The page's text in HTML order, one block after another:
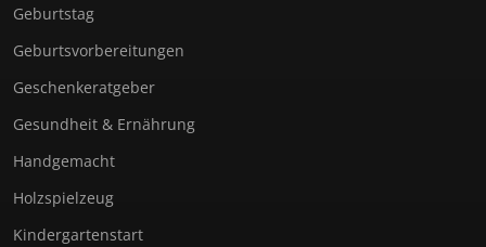
Geburtstag
Geburtsvorbereitungen
Geschenkeratgeber
Gesundheit & Ernährung
Handgemacht
Holzspielzeug
Kindergartenstart